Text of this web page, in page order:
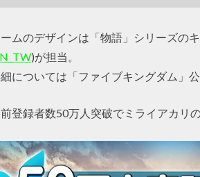
ムのデザインは「物語」シリーズの
)が担当。
については「ファイブキングダム」
登録者数50万人突破でミライアカリ